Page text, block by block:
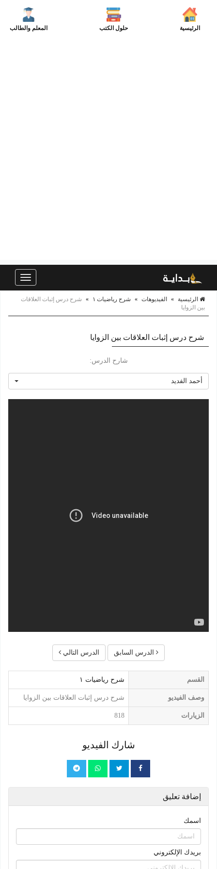
الرئيسية حلول الكتب المعلم والطالب
Toggle
الرئيسية » الفيديوهات » شرح رياضيات ١ »
شرح درس إثبات العلاقات
بين الزوايا
شرح درس إثبات العلاقات بين الزوايا
شارح الدرس:
أحمد الفديد
الدرس السابق الدرس التالي
القسم شرح رياضيات ١
وصف الفيديو شرح درس إثبات العلاقات بين الزوايا
الزيارات 818
شارك الفيديو
إضافة تعليق
اسمك
بريدك الإلكتروني